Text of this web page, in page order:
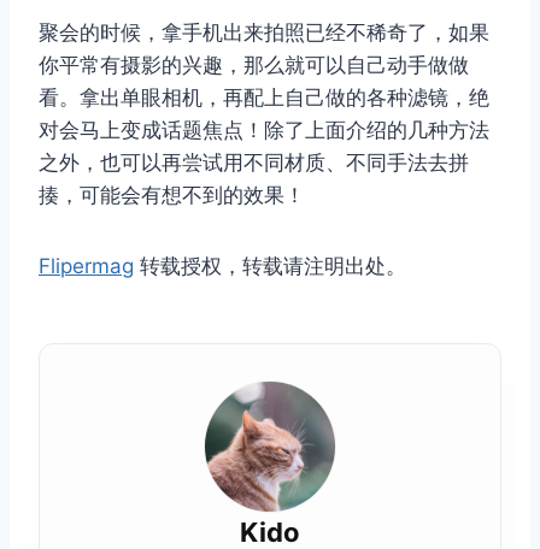
聚会的时候，拿手机出来拍照已经不稀奇了，如果
你平常有摄影的兴趣，那么就可以自己动手做做
看。拿出单眼相机，再配上自己做的各种滤镜，绝
对会马上变成话题焦点！除了上面介绍的几种方法
之外，也可以再尝试用不同材质、不同手法去拼
揍，可能会有想不到的效果！
Flipermag 转载授权，转载请注明出处。
Kido